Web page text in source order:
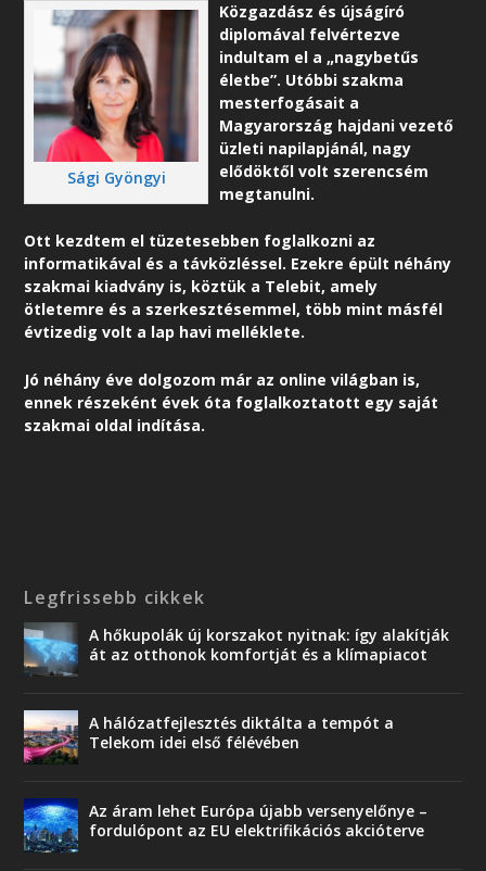
Sági Gyöngyi
Közgazdász és újságíró
diplomával felvértezve
indultam el a „nagybetűs
életbe”. Utóbbi szakma
mesterfogásait a
Magyarország hajdani vezető
üzleti napilapjánál, nagy
elődöktől volt szerencsém
megtanulni.
Ott kezdtem el tüzetesebben foglalkozni az
informatikával és a távközléssel. Ezekre épült néhány
szakmai kiadvány is, köztük a Telebit, amely
ötletemre és a szerkesztésemmel, több mint másfél
évtizedig volt a lap havi melléklete.
Jó néhány éve dolgozom már az online világban is,
ennek részeként évek óta foglalkoztatott egy saját
szakmai oldal indítása.
Legfrissebb cikkek
A hőkupolák új korszakot nyitnak: így alakítják
át az otthonok komfortját és a klímapiacot
A hálózatfejlesztés diktálta a tempót a
Telekom idei első félévében
Az áram lehet Európa újabb versenyelőnye –
fordulópont az EU elektrifikációs akcióterve